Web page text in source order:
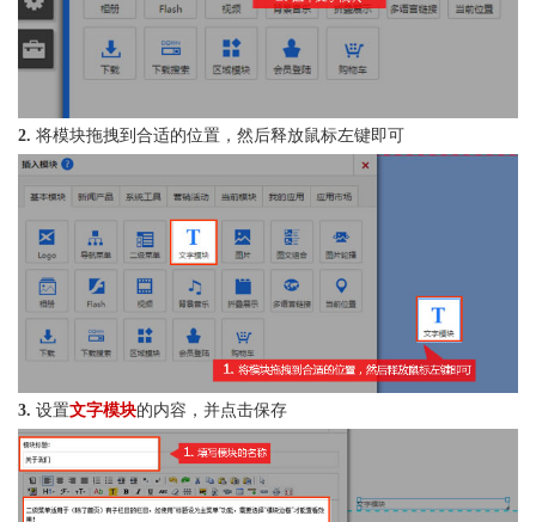
2. 将模块拖拽到合适的位置，然后释放鼠标左键即可
3. 设置文字模块的内容，并点击保存